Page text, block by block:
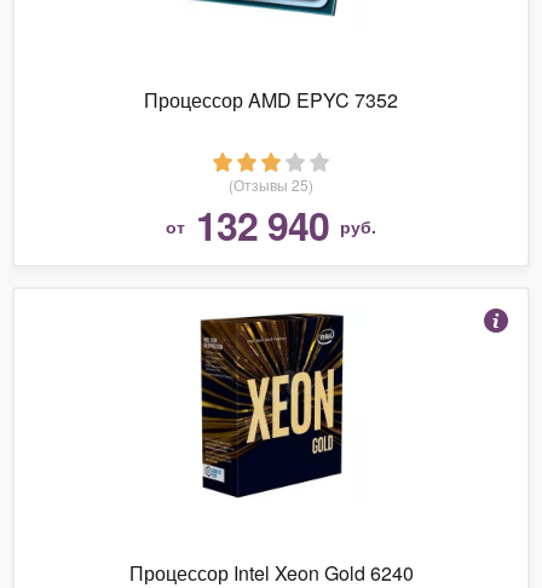
Процессор AMD EPYC 7352
(Отзывы 25)
от 132 940 руб.
Процессор Intel Xeon Gold 6240